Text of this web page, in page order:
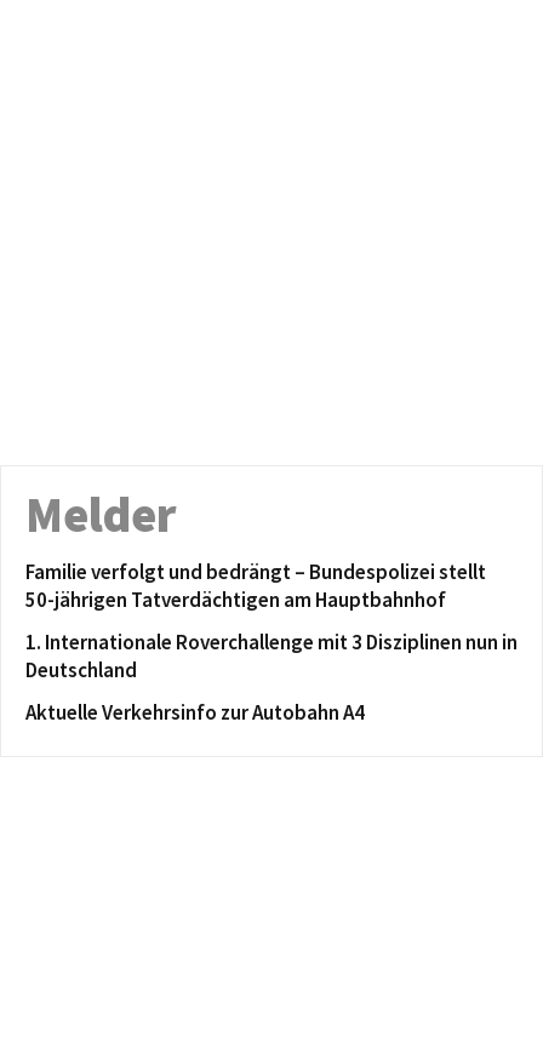
Melder
Familie verfolgt und bedrängt – Bundespolizei stellt
50-jährigen Tatverdächtigen am Hauptbahnhof
1. Internationale Roverchallenge mit 3 Disziplinen nun in
Deutschland
Aktuelle Verkehrsinfo zur Autobahn A4